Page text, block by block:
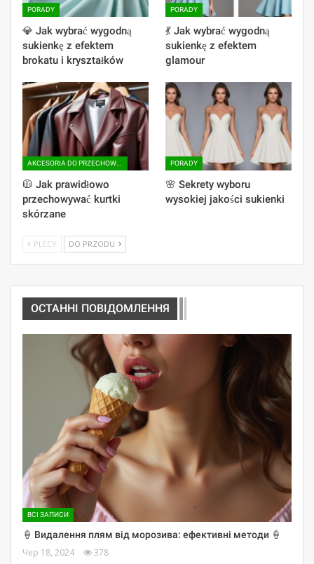
PORADY
💎 Jak wybrać wygodną
sukienkę z efektem
brokatu i kryształków
PORADY
💃 Jak wybrać wygodną
sukienkę z efektem
glamour
🧥 Jak prawidłowo
przechowywać kurtki
skórzane
PORADY
🌸 Sekrety wyboru
wysokiej jakości sukienki
PLECY DO PRZODU
ОСТАННІ ПОВІДОМЛЕННЯ
ВСІ ЗАПИСИ
🍦 Видалення плям від морозива: ефективні методи 🍦
Чер 18, 2024 378